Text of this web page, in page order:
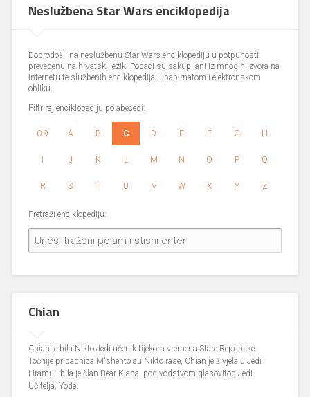
Neslužbena Star Wars enciklopedija
Dobrodošli na neslužbenu Star Wars enciklopediju u potpunosti
prevedenu na hrvatski jezik. Podaci su sakupljani iz mnogih izvora na
Internetu te službenih enciklopedija u papirnatom i elektronskom
obliku.
Filtriraj enciklopediju po abecedi:
0-9 A B C D E F G H
I J K L M N O P Q
R S T U V W X Y Z
Pretraži enciklopediju:
Chian
Chian je bila Nikto Jedi učenik tijekom vremena Stare Republike.
Točnije pripadnica M'shento'su'Nikto rase, Chian je živjela u Jedi
Hramu i bila je član Bear Klana, pod vodstvom glasovitog Jedi
Učitelja, Yode.